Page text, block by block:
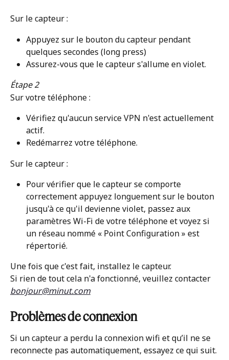
Sur le capteur :
Appuyez sur le bouton du capteur pendant
quelques secondes (long press)
Assurez-vous que le capteur s'allume en violet.
Étape 2
Sur votre téléphone :
Vérifiez qu'aucun service VPN n'est actuellement
actif.
Redémarrez votre téléphone.
Sur le capteur :
Pour vérifier que le capteur se comporte
correctement appuyez longuement sur le bouton
jusqu'à ce qu'il devienne violet, passez aux
paramètres Wi-Fi de votre téléphone et voyez si
un réseau nommé « Point Configuration » est
répertorié.
Une fois que c'est fait, installez le capteur.
Si rien de tout cela n'a fonctionné, veuillez contacter
bonjour@minut.com
Problèmes de connexion
Si un capteur a perdu la connexion wifi et qu’il ne se
reconnecte pas automatiquement, essayez ce qui suit.